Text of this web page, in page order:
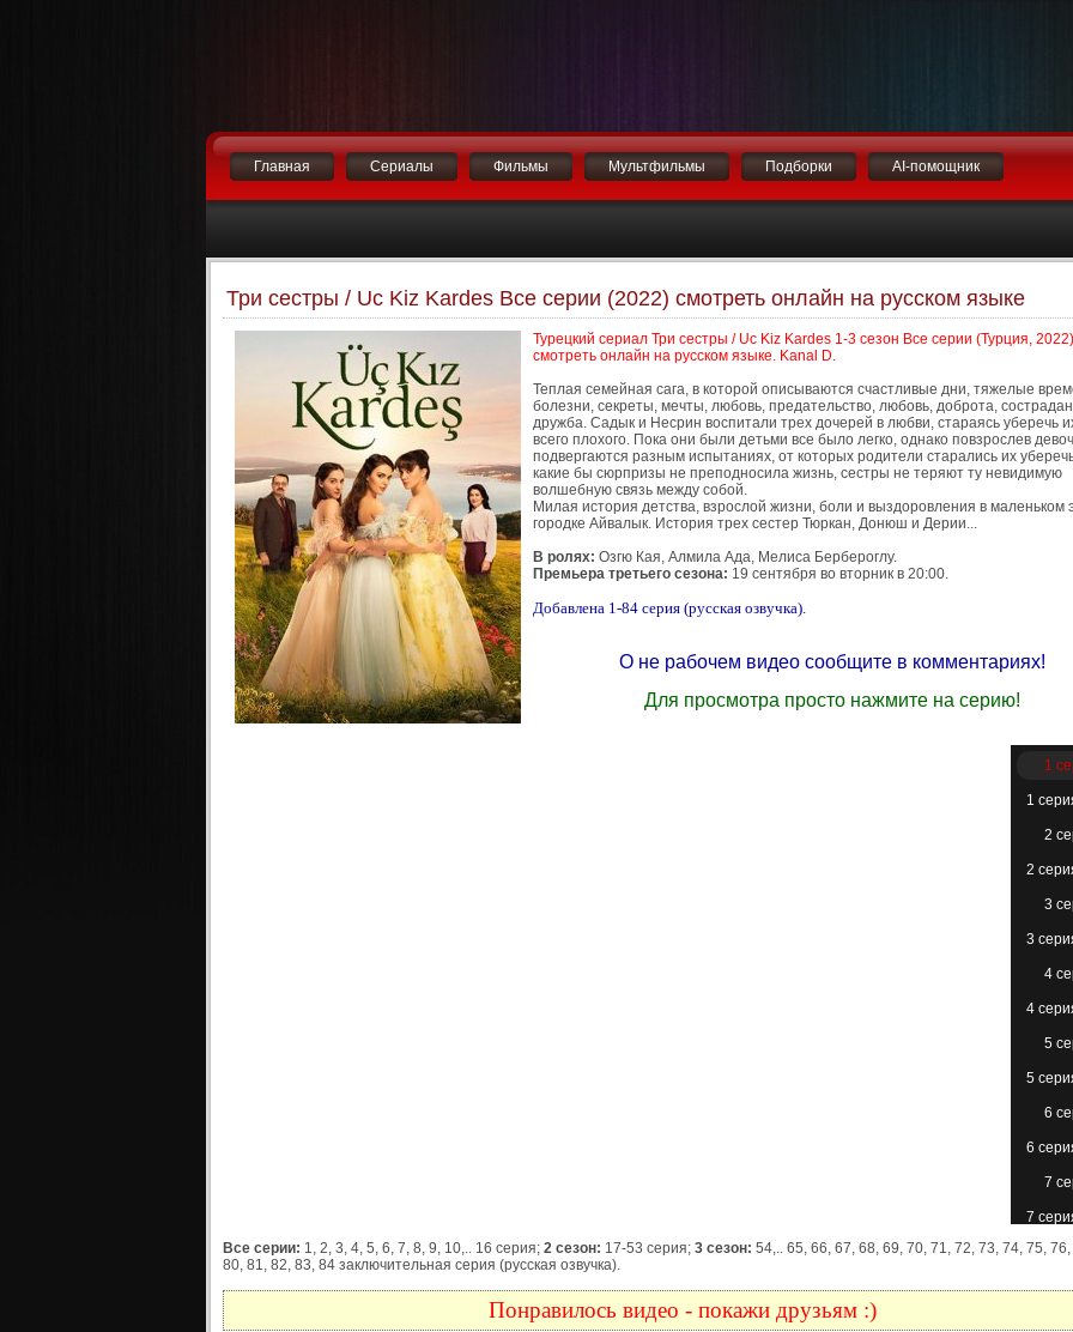
Главная Сериалы Фильмы Мультфильмы Подборки AI-помощник
Три сестры / Uc Kiz Kardes Все серии (2022) смотреть онлайн на русском языке
Турецкий сериал Три сестры / Uc Kiz Kardes 1-3 сезон Все серии (Турция, 2022)
смотреть онлайн на русском языке. Kanal D.
Теплая семейная сага, в которой описываются счастливые дни, тяжелые
болезни, секреты, мечты, любовь, предательство, любовь, доброта,
дружба. Садык и Несрин воспитали трех дочерей в любви, стараясь уберечь
всего плохого. Пока они были детьми все было легко, однако повзрослев
подвергаются разным испытаниях, от которых родители старались их
какие бы сюрпризы не преподносила жизнь, сестры не теряют ту невидимую
волшебную связь между собой.
Милая история детства, взрослой жизни, боли и выздоровления в маленьком
городке Айвалык. История трех сестер Тюркан, Донюш и Дерии...
В ролях: Озгю Кая, Алмила Ада, Мелиса Бербероглу.
Премьера третьего сезона: 19 сентября во вторник в 20:00.
Добавлена 1-84 серия (русская озвучка).
О не рабочем видео сообщите в комментариях!
Для просмотра просто нажмите на серию!
1
1
2
2
3
3
4
4
5
5
6
6
7
7
8
8
Все серии: 1, 2, 3, 4, 5, 6, 7, 8, 9, 10,.. 16 серия; 2 сезон: 17-53 серия; 3 сезон: 54,.. 65, 66, 67, 68, 69, 70, 71, 72, 73, 74, 75,
80, 81, 82, 83, 84 заключительная серия (русская озвучка).
Понравилось видео - покажи друзьям :)